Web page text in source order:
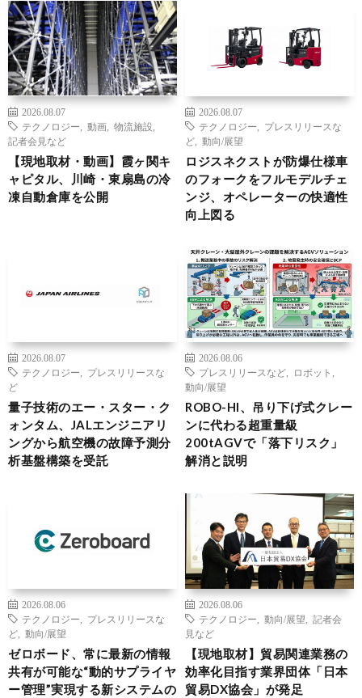
2026.08.07
テクノロジー
動画 物流施設
記者会見など
【現地取材・動画】霞ヶ関キ
ャピタル、川崎・東扇島の冷
凍自動倉庫を公開
2026.08.07
テクノロジー
プレスリリースな
ど
動向/展望
ロジスネクストが防爆仕様車
のフォークをフルモデルチェ
ンジ、オペレーターの快適性
向上図る
2026.08.07
テクノロジー
プレスリリースな
ど
量子技術のエー・スター・ク
ォンタム、JALエンジニアリ
ングから航空機の故障予測分
析基盤構築を受託
2026.08.06
プレスリリースなど
ロボット
動向/展望
ROBO-HI、吊り下げ式クレー
ンに代わる超重量級
200tAGVで「落下リスク」
解消と説明
2026.08.06
テクノロジー
プレスリリースな
ど
動向/展望
ゼロボード、常に最新の情報
共有が可能な“動的サプライヤ
ー管理”実現する新システムの
2026.08.06
テクノロジー
動向/展望
記者会
見など
【現地取材】貿易関連業務の
効率化目指す業界団体「日本
貿易DX協会」が発足